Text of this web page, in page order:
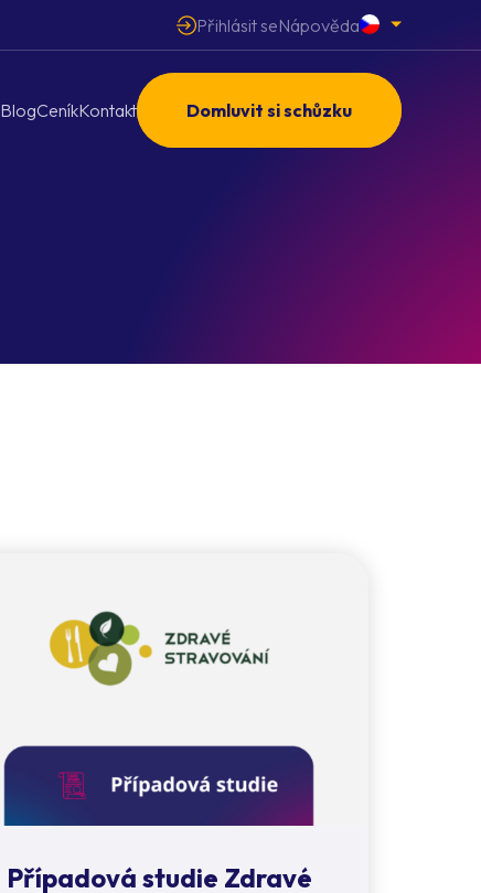
Přihlásit seNápověda
BlogCeníkKontakt Domluvit si schůzku
Případová studie Zdravé